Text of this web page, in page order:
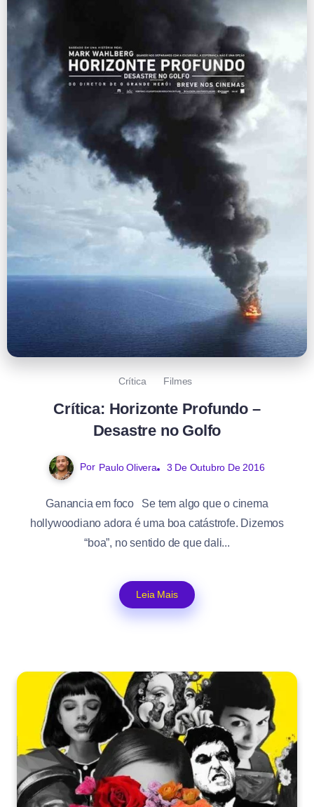
Crítica Filmes
Crítica: Horizonte Profundo –
Desastre no Golfo
Por Paulo Olivera 3 De Outubro De 2016
Ganancia em foco Se tem algo que o cinema
hollywoodiano adora é uma boa catástrofe. Dizemos
“boa”, no sentido de que dali...
Leia Mais